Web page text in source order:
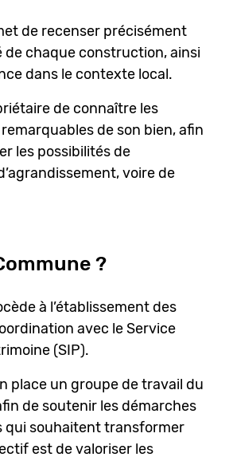
de recenser précisément
de chaque construction, ainsi
dans le contexte local.
de connaître les
de son bien, afin
les possibilités de
voire de
?
à l’établissement des
avec le Service
(SIP).
place un groupe de travail du
de soutenir les démarches
qui souhaitent transformer
est de valoriser les